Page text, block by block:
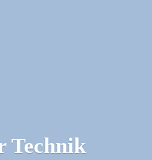
Technik